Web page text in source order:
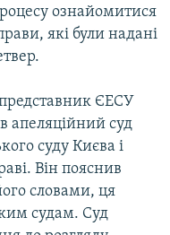
ознайомитися
які були надані
ЄЕСУ
апеляційний суд
суду Києва і
Він пояснив
словами, ця
судам. Суд